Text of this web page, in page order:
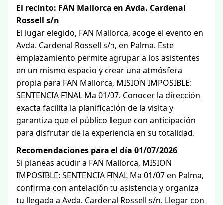
El recinto: FAN Mallorca en Avda. Cardenal
Rossell s/n
El lugar elegido, FAN Mallorca, acoge el evento en
Avda. Cardenal Rossell s/n, en Palma. Este
emplazamiento permite agrupar a los asistentes
en un mismo espacio y crear una atmósfera
propia para FAN Mallorca, MISION IMPOSIBLE:
SENTENCIA FINAL Ma 01/07. Conocer la dirección
exacta facilita la planificación de la visita y
garantiza que el público llegue con anticipación
para disfrutar de la experiencia en su totalidad.
Recomendaciones para el día 01/07/2026
Si planeas acudir a FAN Mallorca, MISION
IMPOSIBLE: SENTENCIA FINAL Ma 01/07 en Palma,
confirma con antelación tu asistencia y organiza
tu llegada a Avda. Cardenal Rossell s/n. Llegar con